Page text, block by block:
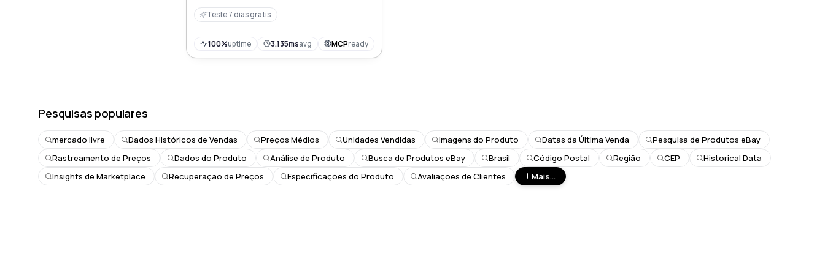
Teste 7 dias gratis
100%uptime 3.135msavg MCPready
Pesquisas populares
mercado livre Dados Históricos de Vendas Preços Médios Unidades Vendidas Imagens do Produto Datas da Última Venda
Pesquisa de Produtos eBay
Rastreamento de Preços
Dados do Produto Análise de Produto Busca de Produtos eBay Brasil Código Postal Região CEP
Historical Data
Insights de Marketplace
Recuperação de Preços Especificações do Produto Avaliações de Clientes Mais...